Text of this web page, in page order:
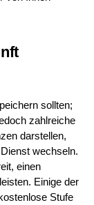
sollten;
zahlreiche
darstellen,
wechseln.
einen
Einige der
Stufe